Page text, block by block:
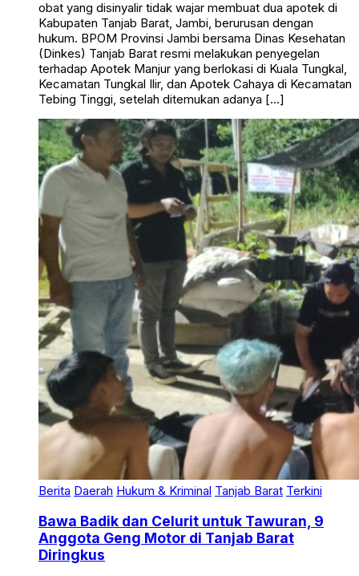
obat yang disinyalir tidak wajar membuat dua apotek di
Kabupaten Tanjab Barat, Jambi, berurusan dengan
hukum. BPOM Provinsi Jambi bersama Dinas Kesehatan
(Dinkes) Tanjab Barat resmi melakukan penyegelan
terhadap Apotek Manjur yang berlokasi di Kuala Tungkal,
Kecamatan Tungkal Ilir, dan Apotek Cahaya di Kecamatan
Tebing Tinggi, setelah ditemukan adanya […]
Berita Daerah Hukum & Kriminal Tanjab Barat Terkini
Bawa Badik dan Celurit untuk Tawuran, 9
Anggota Geng Motor di Tanjab Barat
Diringkus